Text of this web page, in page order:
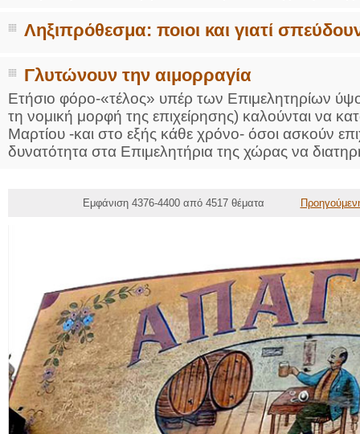
Ληξιπρόθεσμα: ποιοι και γιατί
Γλυτώνουν την αιμορραγία
Eτήσιο φόρο-«τέλος» υπέρ των Επιμελητηρίων
τη νομική μορφή της επιχείρησης) καλούνται να
Μαρτίου -και στο εξής κάθε χρόνο- όσοι ασκούν
δυνατότητα στα Επιμελητήρια της χώρας να
Εμφάνιση 4376-4400 από 4517 θέματα